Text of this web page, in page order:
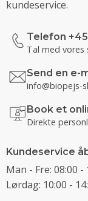
kundeservice.
Telefon
Tal med vores
Send en e-
info@biopejs-
Book et
Direkte
Kundeservice
Man - Fre: 08:00 -
Lørdag: 10:00 -